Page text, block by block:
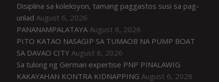
Disiplina sa koleksyon, tamang paggastos susi sa pag-
unlad August 6, 2026
PANANAMPALATAYA August 6, 2026
PITO KATAO NASAGIP SA TUMAOB NA PUMP BOAT
SA DAVAO CITY August 6, 2026
Sa tulong ng German expertise PNP PINALAWIG
KAKAYAHAN KONTRA KIDNAPPING August 6, 2026